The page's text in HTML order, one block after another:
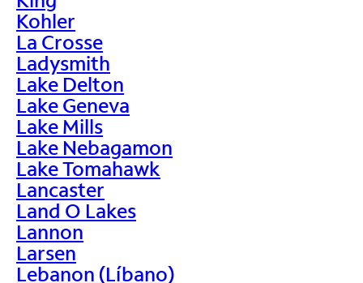
Kohler
La Crosse
Ladysmith
Lake Delton
Lake Geneva
Lake Mills
Lake Nebagamon
Lake Tomahawk
Lancaster
Land O Lakes
Lannon
Larsen
Lebanon (Líbano)